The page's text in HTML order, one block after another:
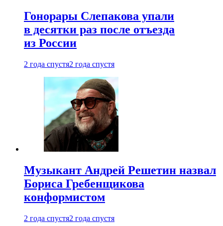
Гонорары Слепакова упали
в десятки раз после отъезда
из России
2 года спустя2 года спустя
Музыкант Андрей Решетин назвал
Бориса Гребенщикова
конформистом
2 года спустя2 года спустя